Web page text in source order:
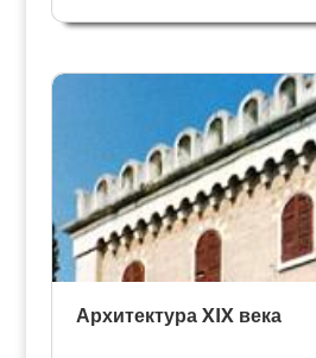
объявлено. Как всегда
крепостью обнаружили
Архитектура
Искусство
Архитектура XIX века